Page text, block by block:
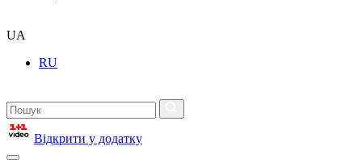
UA
RU
Відкрити у додатку